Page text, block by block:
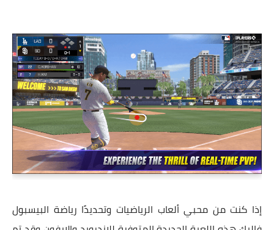
إذا كنت من محبي ألعاب الرياضيات وتحديدًا رياضة البيسبول